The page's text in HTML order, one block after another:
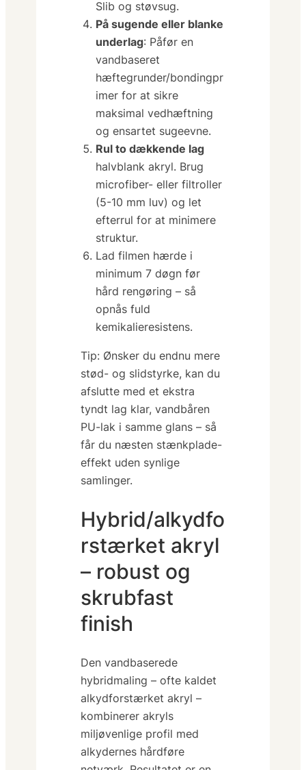
Slib og støvsug.
På sugende eller blanke
underlag: Påfør en
vandbaseret
hæftegrunder/bondingpr
imer for at sikre
maksimal vedhæftning
og ensartet sugeevne.
Rul to dækkende lag
halvblank akryl. Brug
microfiber- eller filtroller
(5-10 mm luv) og let
efterrul for at minimere
struktur.
Lad filmen hærde i
minimum 7 døgn før
hård rengøring – så
opnås fuld
kemikalieresistens.
Tip: Ønsker duendnu mere
stød- og slidstyrke, kan du
afslutte med et ekstra
tyndt lag klar, vandbåren
PU-lak i samme glans – så
får du næsten stænkplade-
effekt uden synlige
samlinger.
Hybrid/alkydfo
rstærket akryl
– robust og
skrubfast
finish
Den vandbaserede
hybridmaling – ofte kaldet
alkydforstærket akryl –
kombinerer akryls
miljøvenlige profil med
alkydernes hårdføre